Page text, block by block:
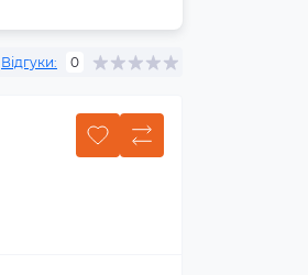
Відгуки: 0